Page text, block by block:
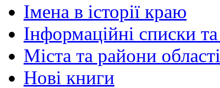
Імена в історії краю
Інформаційні списки
Міста та райони області
Нові книги